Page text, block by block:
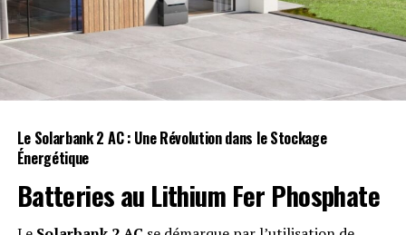
DON'T MISS
Erik ten Hag réalise son rêve : Manchester United
officialise l’arrivée de ses anciens protégés Matthijs de
Ligt et Noussair Mazraoui !
Le Solarbank 2 AC : Une Révolution dans le Stockage
Énergétique
Batteries au Lithium Fer Phosphate